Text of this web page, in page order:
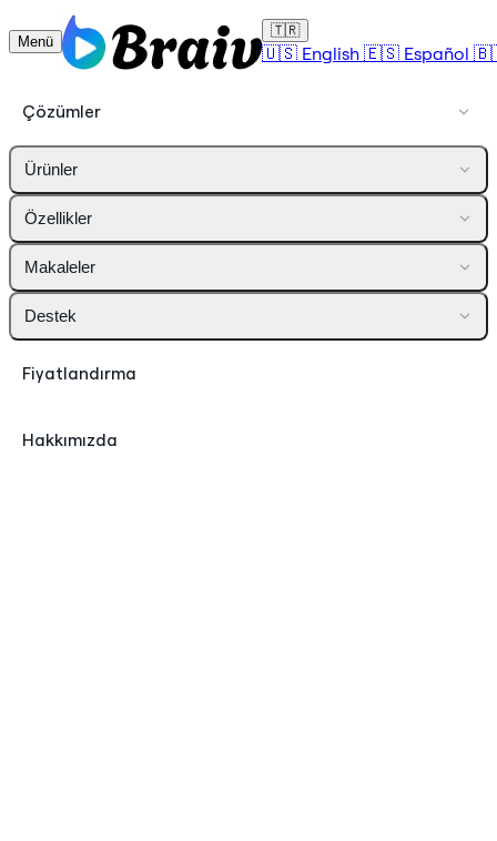
Menü
🇹🇷
🇺🇸 English 🇪🇸 Español
Çözümler
Ürünler
Özellikler
Makaleler
Destek
Fiyatlandırma
Hakkımızda